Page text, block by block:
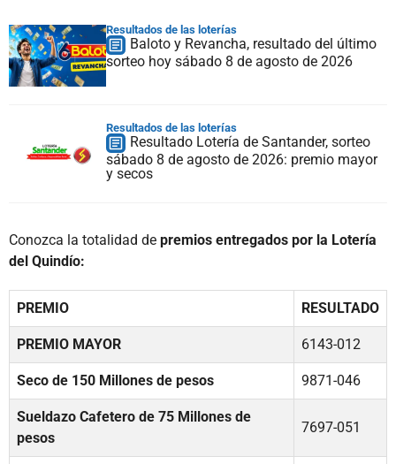
Resultados de las loterías
Baloto y Revancha, resultado del último
sorteo hoy sábado 8 de agosto de 2026
Resultados de las loterías
Resultado Lotería de Santander, sorteo
sábado 8 de agosto de 2026: premio mayor
y secos
Conozca la totalidad de premios entregados por la Lotería
del Quindío:
PREMIO RESULTADO
PREMIO MAYOR 6143-012
Seco de 150 Millones de pesos 9871-046
Sueldazo Cafetero de 75 Millones de
pesos
7697-051